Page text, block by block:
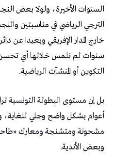
السنوات الأخيرة، ولولا بعض
الترجي الرياضي في مناسبتين
خارج المدار الإفريقي وبعيدا عن
سنوات لم نلمس خلالها أي
التكوين أو المنشآت الرياضية.
بل إن مستوى البطولة التونسية
أعوام بشكل واضح وجلي للغاية،
مشحونة ومتشنجة ومعارك
وبعض الأندية.